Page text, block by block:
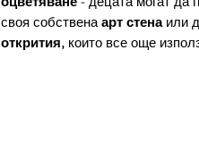
своя собственаарт стенаили
открития, които все още